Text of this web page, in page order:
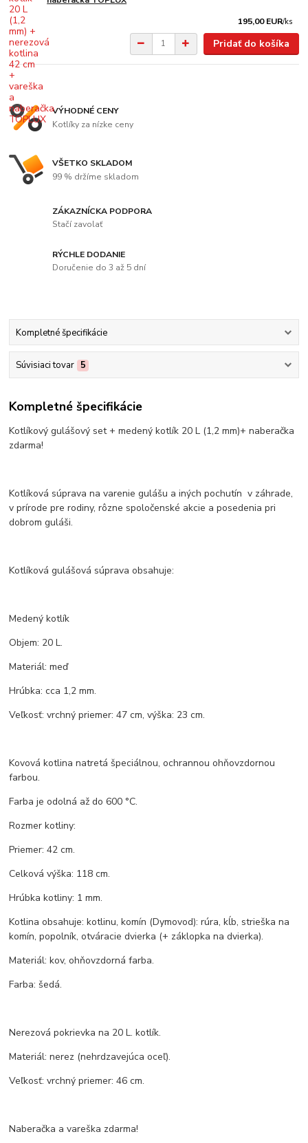
195,00 EUR/ks
Pridať do košíka
VÝHODNÉ CENY
Kotlíky za nízke ceny
VŠETKO SKLADOM
99 % držíme skladom
ZÁKAZNÍCKA PODPORA
Stačí zavolať
RÝCHLE DODANIE
Doručenie do 3 až 5 dní
Kompletné špecifikácie
Súvisiaci tovar 5
Kompletné špecifikácie
Kotlíkový gulášový set + medený kotlík 20 L (1,2 mm)+ naberačka
zdarma!
Kotlíková súprava na varenie gulášu a iných pochutín v záhrade,
v prírode pre rodiny, rôzne spoločenské akcie a posedenia pri
dobrom guláši.
Kotlíková gulášová súprava obsahuje:
Medený kotlík
Objem: 20 L.
Materiál: meď
Hrúbka: cca 1,2 mm.
Veľkosť: vrchný priemer: 47 cm, výška: 23 cm.
Kovová kotlina natretá špeciálnou, ochrannou ohňovzdornou
farbou.
Farba je odolná až do 600 °C.
Rozmer kotliny:
Priemer: 42 cm.
Celková výška: 118 cm.
Hrúbka kotliny: 1 mm.
Kotlina obsahuje: kotlinu, komín (Dymovod): rúra, kĺb, strieška na
komín, popolník, otváracie dvierka (+ záklopka na dvierka).
Materiál: kov, ohňovzdorná farba.
Farba: šedá.
Nerezová pokrievka na 20 L. kotlík.
Materiál: nerez (nehrdzavejúca oceľ).
Veľkosť: vrchný priemer: 46 cm.
Naberačka a vareška zdarma!